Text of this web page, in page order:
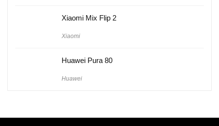
Xiaomi Mix Flip 2
Xiaomi
Huawei Pura 80
Huawei